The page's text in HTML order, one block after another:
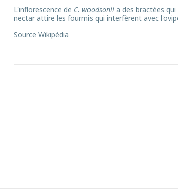
L'inflorescence de C. woodsonii a des bractées
nectar attire les fourmis qui interfèrent avec
Source Wikipédia